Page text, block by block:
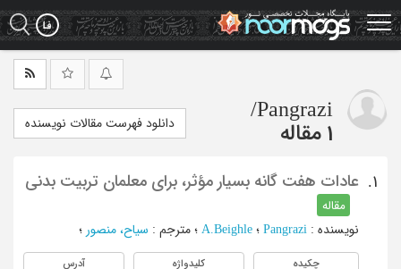
Skip
to
main
Pangrazi
/
1 مقاله
دانلود فهرست مقالات نویسنده
1. عادات هفت گانه بسیار مؤثر، برای معلمان تربیت بدنی
مقاله
نویسنده :
Pangrazi ؛ A.Beighle ؛ مترجم : سیاح، منصور ؛
چکیده کلیدواژه آدرس